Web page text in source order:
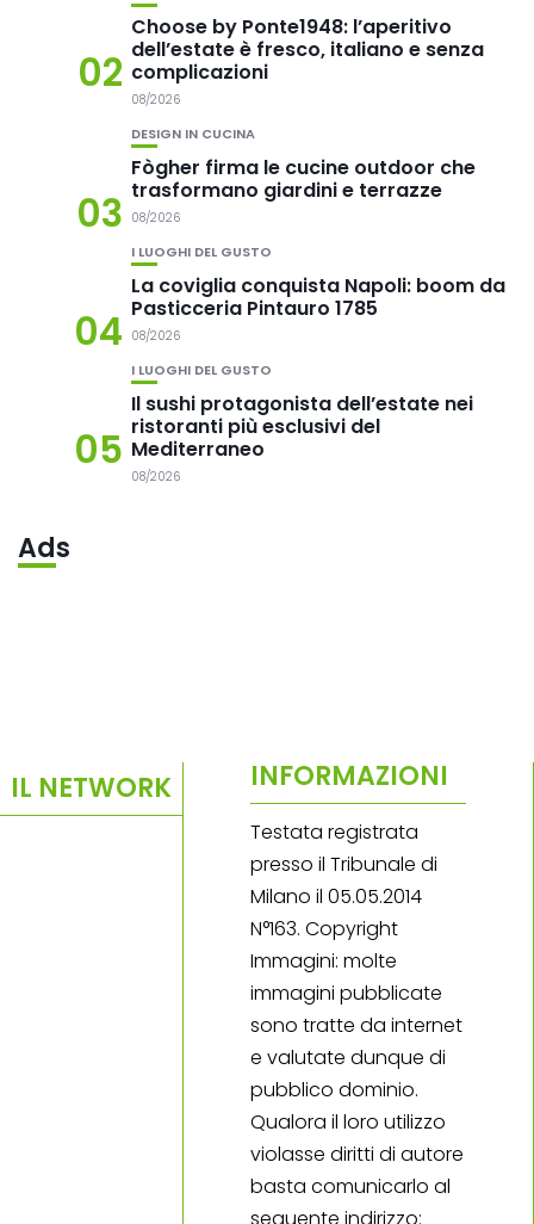
02
Choose by Ponte1948: l’aperitivo
dell’estate è fresco, italiano e senza
complicazioni
08/2026
03
DESIGN IN CUCINA
Fògher firma le cucine outdoor che
trasformano giardini e terrazze
08/2026
04
I LUOGHI DEL GUSTO
La coviglia conquista Napoli: boom da
Pasticceria Pintauro 1785
08/2026
05
I LUOGHI DEL GUSTO
Il sushi protagonista dell’estate nei
ristoranti più esclusivi del
Mediterraneo
08/2026
Ads
IL NETWORK INFORMAZIONI
Testata registrata
presso il Tribunale di
Milano il 05.05.2014
N°163. Copyright
Immagini: molte
immagini pubblicate
sono tratte da internet
e valutate dunque di
pubblico dominio.
Qualora il loro utilizzo
violasse diritti di autore
basta comunicarlo al
seguente indirizzo: